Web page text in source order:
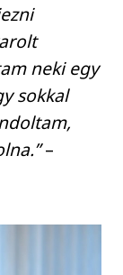
neki egy
sokkal
–